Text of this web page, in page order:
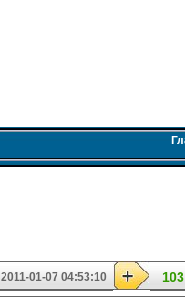
2011-01-07 04:53:10 103